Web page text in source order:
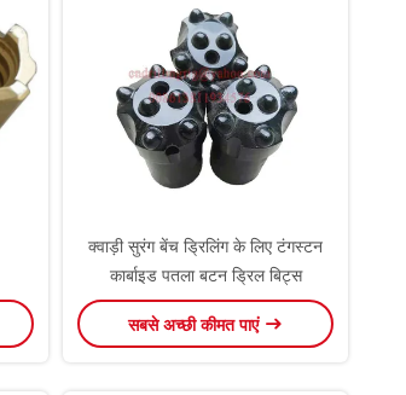
क्वाड़ी सुरंग बेंच ड्रिलिंग के लिए टंगस्टन
कार्बाइड पतला बटन ड्रिल बिट्स
सबसे अच्छी कीमत पाएं